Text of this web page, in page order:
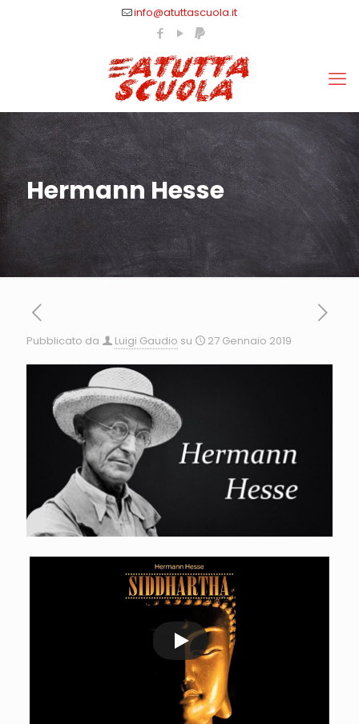
info@atuttascuola.it
Hermann Hesse
Pubblicato da Luigi Gaudio su 27 Gennaio 2019